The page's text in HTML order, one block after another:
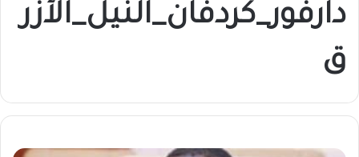
دارفور_كردفان_النيل_الأزر
ق